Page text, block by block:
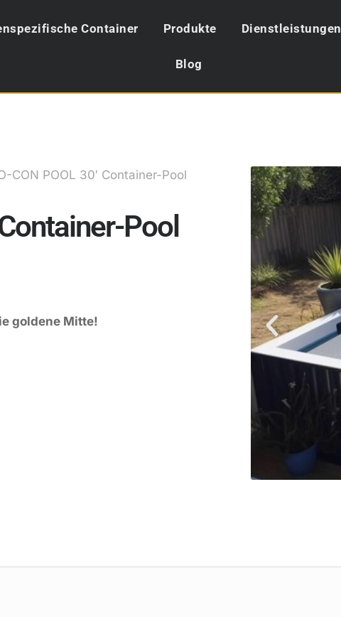
Container Produkte Dienstleistungen
Blog
CON POOL 30′ Container-Pool
Pool
goldene Mitte!